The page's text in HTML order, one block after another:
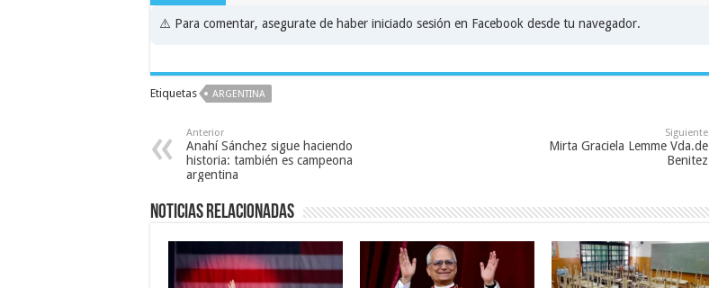
⚠️ Para comentar, asegurate de haber iniciado sesión en Facebook desde tu navegador.
Etiquetas ARGENTINA
Anterior
Anahí Sánchez sigue haciendo
historia: también es campeona
argentina
Siguiente
Mirta Graciela Lemme Vda.de
Benitez
Noticias relacionadas